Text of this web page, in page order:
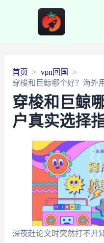
首页
vpn回国
穿梭和巨鲸哪个好？海外
穿梭和巨鲸
户真实选择
深夜赶论文时突然打不开